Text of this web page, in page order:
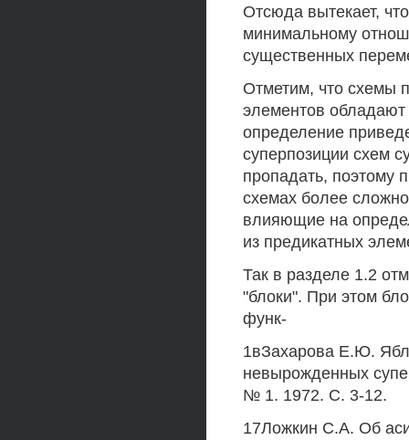
Отсюда вытекает,
минимальному
существенных
Отметим, что схемы
элементов обладают
определение
суперпозиции схем
пропадать, поэтому
схемах более
влияющие на
из предикатных
Так в разделе 1.2
"блоки". При этом
функ-
1вЗахарова Е.Ю.
невырожденных
№ 1. 1972. С. 3-12.
17Ложкин С.А. Об